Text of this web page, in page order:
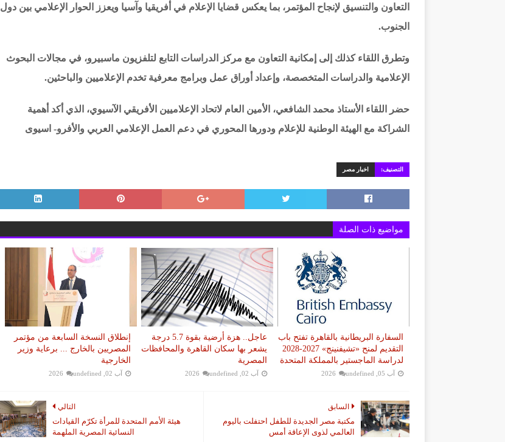
التعاون والتنسيق لإنجاح المؤتمر، بما يعكس قضايا الإعلام في أفريقيا وآسيا ويعزز الحوار الإعلامي بين دول
الجنوب.
وتطرق اللقاء كذلك إلى إمكانية التعاون مع مركز الدراسات التابع لتلفزيون ماسبيرو، في مجالات البحوث
الإعلامية والدراسات المتخصصة، وإعداد أوراق عمل وبرامج معرفية تخدم الإعلاميين والباحثين.
حضر اللقاء الأستاذ محمد الشافعي، الأمين العام لاتحاد الإعلاميين الأفريقي الآسيوي، الذي أكد أهمية
الشراكة مع الهيئة الوطنية للإعلام ودورها المحوري في دعم العمل الإعلامي العربي والأفرو- اسيوى
التصنيف: اخبار مصر
مواضيع ذات الصلة
السفارة البريطانية بالقاهرة تفتح باب
التقديم لمنح «تشيفنينج» 2027-2028
لدراسة الماجستير بالمملكة المتحدة
آب 05, 2026 undefined
عاجل.. هزة أرضية بقوة 5.7 درجة
يشعر بها سكان القاهرة والمحافظات
المصرية
آب 02, 2026 undefined
إنطلاق النسخة السابعة من مؤتمر
المصريين بالخارج ... برعاية وزير
الخارجية
آب 02, 2026 undefined
التالي
هيئة الأمم المتحدة للمرأة تكرّم القيادات
النسائية المصرية الملهمة
السابق
مكتبة مصر الجديدة للطفل احتفلت باليوم
العالمي لذوى الإعاقة أمس